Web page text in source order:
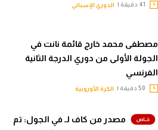
الدوري الإسباني
مصطفى محمد خارج قائمة نانت في
الجولة الأولى من دوري الدرجة الثانية
الفرنسي
الكرة الأوروبية
مصدر من كاف لـ في الجول: تم